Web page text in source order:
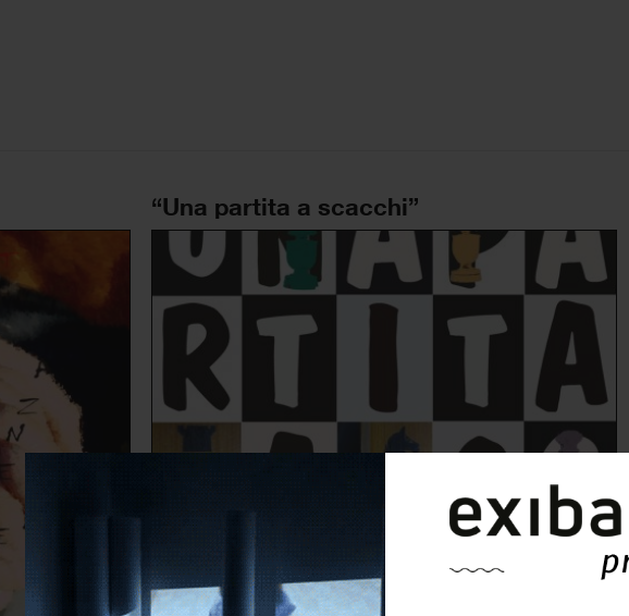
“Una partita a scacchi”